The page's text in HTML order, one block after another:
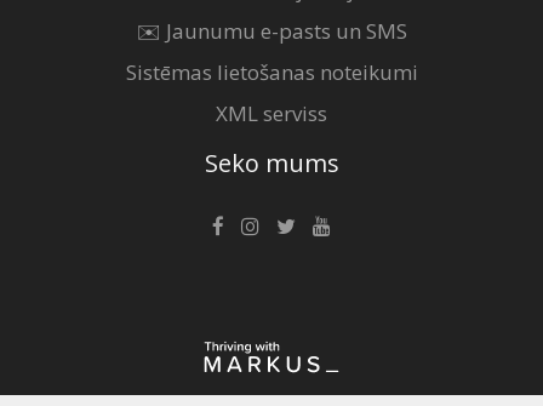
✉️ Jaunumu e-pasts un SMS
Sistēmas lietošanas noteikumi
XML serviss
Seko mums